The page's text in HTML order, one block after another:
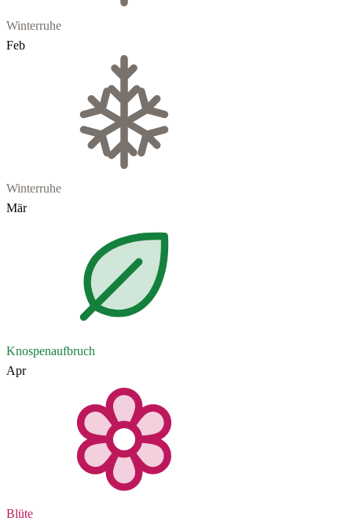
Winterruhe
Feb
Winterruhe
Mär
Knospenaufbruch
Apr
Blüte